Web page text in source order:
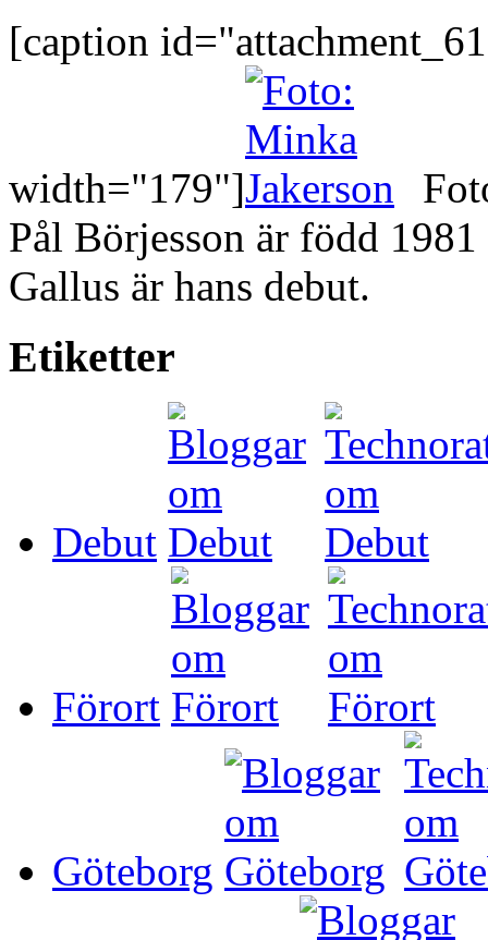
[caption
width="179"]
Pål Börjesson är född
Gallus är hans debut.
Etiketter
Debut
Förort
Göteborg